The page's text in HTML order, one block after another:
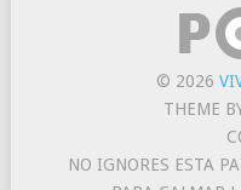
© 2026
THEME
NO IGNORES ESTA